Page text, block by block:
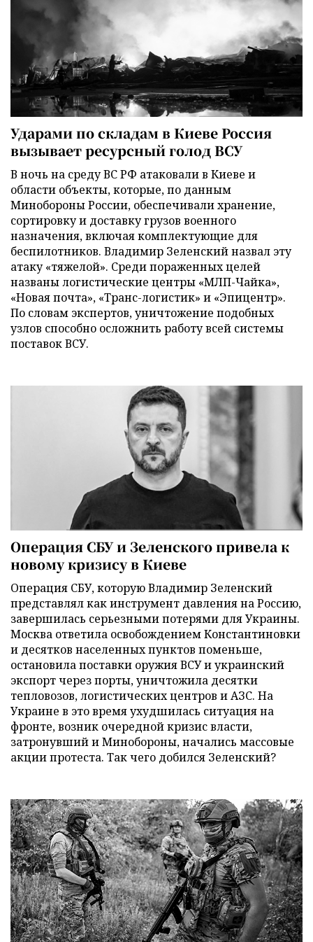
Ударами по складам в Киеве Россия
вызывает ресурсный голод ВСУ
В ночь на среду ВС РФ атаковали в Киеве и
области объекты, которые, по данным
Минобороны России, обеспечивали хранение,
сортировку и доставку грузов военного
назначения, включая комплектующие для
беспилотников. Владимир Зеленский назвал эту
атаку «тяжелой». Среди пораженных целей
названы логистические центры «МЛП-Чайка»,
«Новая почта», «Транс-логистик» и «Эпицентр».
По словам экспертов, уничтожение подобных
узлов способно осложнить работу всей системы
поставок ВСУ.
Операция СБУ и Зеленского привела к
новому кризису в Киеве
Операция СБУ, которую Владимир Зеленский
представлял как инструмент давления на Россию,
завершилась серьезными потерями для Украины.
Москва ответила освобождением Константиновки
и десятков населенных пунктов поменьше,
остановила поставки оружия ВСУ и украинский
экспорт через порты, уничтожила десятки
тепловозов, логистических центров и АЗС. На
Украине в это время ухудшилась ситуация на
фронте, возник очередной кризис власти,
затронувший и Минобороны, начались массовые
акции протеста. Так чего добился Зеленский?